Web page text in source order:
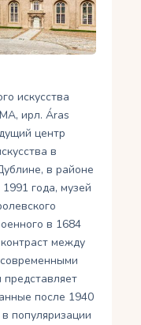
искусства
ирл. Áras
центр
в
в районе
года, музей
в 1684
между
представляет
после 1940
популяризации